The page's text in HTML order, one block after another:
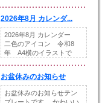
2026年8月 カレンダ...
2026年8月 カレンダー
二色のアイコン 令和8
年 A4横のイラストで
お盆休みのお知らせ
お盆休みのお知らせテン